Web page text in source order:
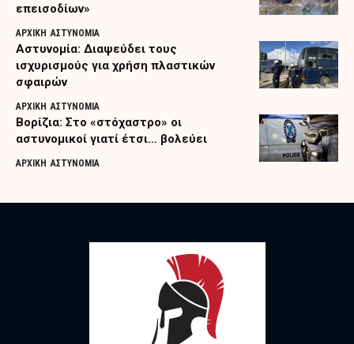
επεισοδίων»
ΑΡΧΙΚΗ ΑΣΤΥΝΟΜΙΑ
Αστυνομία: Διαψεύδει τους
ισχυρισμούς για χρήση πλαστικών
σφαιρών
ΑΡΧΙΚΗ ΑΣΤΥΝΟΜΙΑ
Βορίζια: Στο «στόχαστρο» οι
αστυνομικοί γιατί έτσι… βολεύει
ΑΡΧΙΚΗ ΑΣΤΥΝΟΜΙΑ